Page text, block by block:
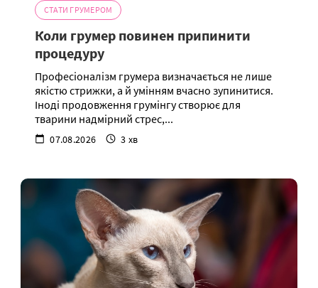
СТАТИ ГРУМЕРОМ
Коли грумер повинен припинити
процедуру
Професіоналізм грумера визначається не лише
якістю стрижки, а й умінням вчасно зупинитися.
Іноді продовження грумінгу створює для
тварини надмірний стрес,...
07.08.2026 3 хв